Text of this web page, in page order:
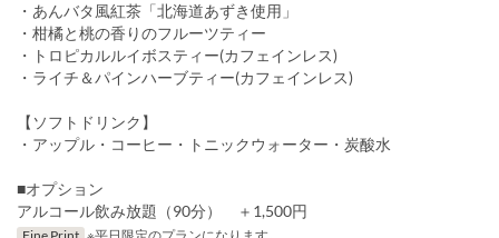
・あんバタ風紅茶「北海道あずき使用」
・柑橘と桃の香りのフルーツティー
・トロピカルルイボスティー(カフェインレス)
・ライチ＆パインハーブティー(カフェインレス)
【ソフトドリンク】
・アップル・コーヒー・トニックウォーター・炭酸水
■オプション
アルコール飲み放題（90分） ＋1,500円